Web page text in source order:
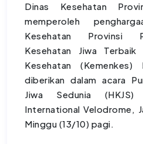
Dinas Kesehatan
memperoleh
Kesehatan Provinsi
Kesehatan Jiwa
Kesehatan (Kemenkes)
diberikan dalam acara
Jiwa Sedunia
International Velodrome,
Minggu (13/10) pagi.